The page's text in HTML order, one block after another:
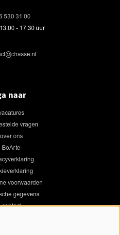
530 31 00
- 17.30 uur
naar
vragen
over ons
BoArte
voorwaarden
gegevens
contact